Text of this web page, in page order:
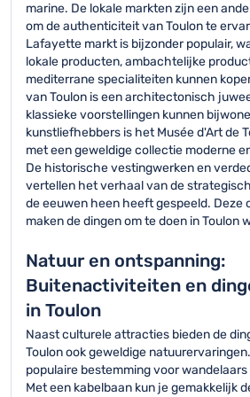
marine. De lokale markten zijn een
om de authenticiteit van Toulon te
Lafayette markt is bijzonder populair,
lokale producten, ambachtelijke
mediterrane specialiteiten kunnen
van Toulon is een architectonisch
klassieke voorstellingen kunnen
kunstliefhebbers is het Musée d'Art de
met een geweldige collectie moderne
De historische vestingwerken en
vertellen het verhaal van de
de eeuwen heen heeft gespeeld. Deze
maken de dingen om te doen in Toulon
Natuur en ontspanning:
Buitenactiviteiten en
in Toulon
Naast culturele attracties bieden de
Toulon ook geweldige
populaire bestemming voor
Met een kabelbaan kun je gemakkelijk